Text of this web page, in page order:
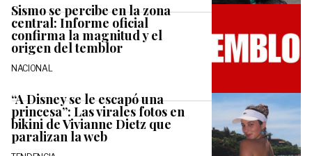
Sismo se percibe en la zona
central: Informe oficial
confirma la magnitud y el
origen del temblor
NACIONAL
“A Disney se le escapó una
princesa”: Las virales fotos en
bikini de Vivianne Dietz que
paralizan la web